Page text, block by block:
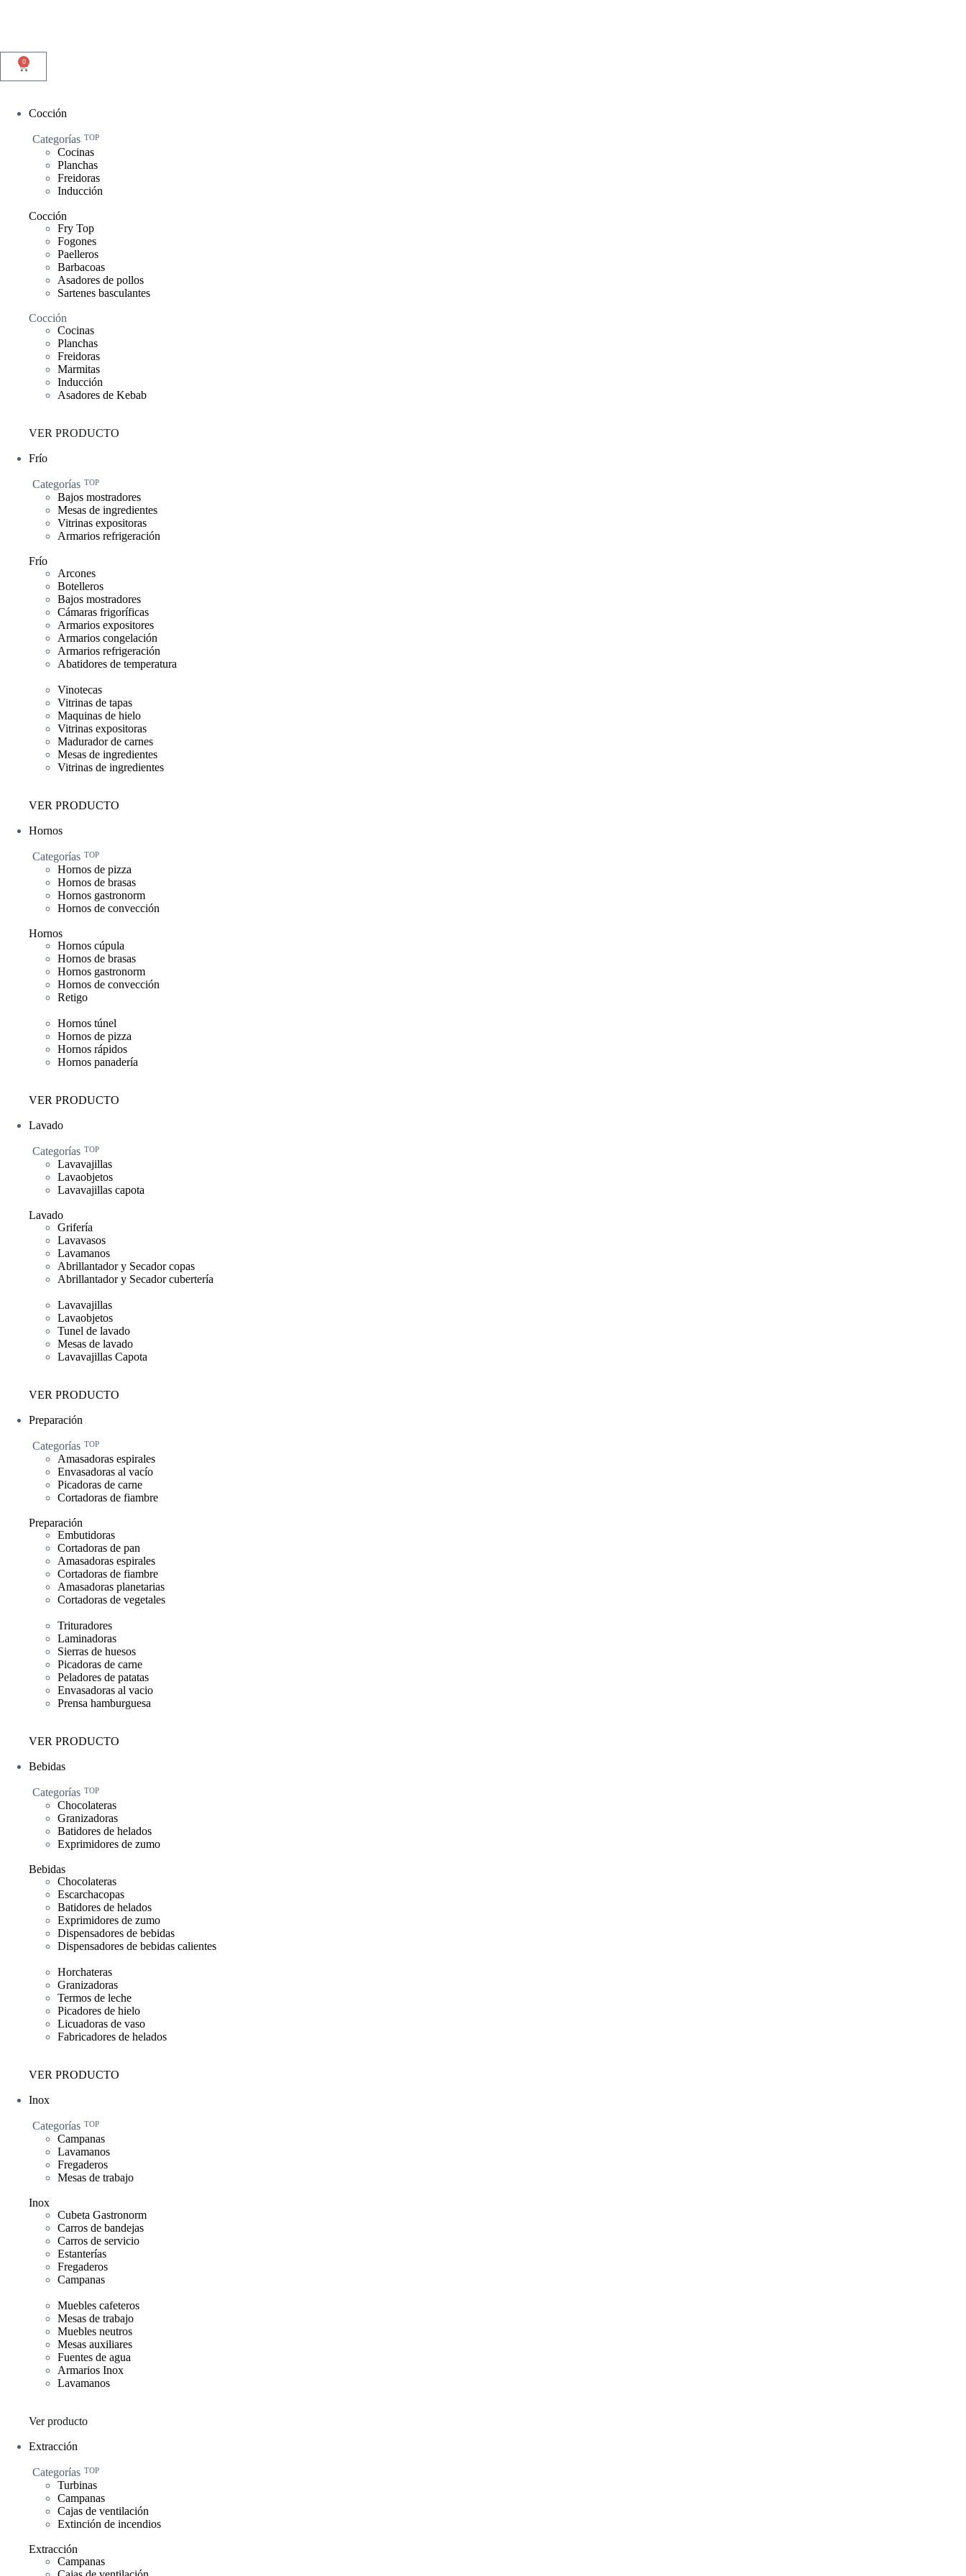
0
Cocción
Categorías TOP
Cocinas
Planchas
Freidoras
Inducción
Cocción
Fry Top
Fogones
Paelleros
Barbacoas
Asadores de pollos
Sartenes basculantes
Cocción
Cocinas
Planchas
Freidoras
Marmitas
Inducción
Asadores de Kebab
VER PRODUCTO
Frío
Categorías TOP
Bajos mostradores
Mesas de ingredientes
Vitrinas expositoras
Armarios refrigeración
Frío
Arcones
Botelleros
Bajos mostradores
Cámaras frigoríficas
Armarios expositores
Armarios congelación
Armarios refrigeración
Abatidores de temperatura
Vinotecas
Vitrinas de tapas
Maquinas de hielo
Vitrinas expositoras
Madurador de carnes
Mesas de ingredientes
Vitrinas de ingredientes
VER PRODUCTO
Hornos
Categorías TOP
Hornos de pizza
Hornos de brasas
Hornos gastronorm
Hornos de convección
Hornos
Hornos cúpula
Hornos de brasas
Hornos gastronorm
Hornos de convección
Retigo
Hornos túnel
Hornos de pizza
Hornos rápidos
Hornos panadería
VER PRODUCTO
Lavado
Categorías TOP
Lavavajillas
Lavaobjetos
Lavavajillas capota
Lavado
Grifería
Lavavasos
Lavamanos
Abrillantador y Secador copas
Abrillantador y Secador cubertería
Lavavajillas
Lavaobjetos
Tunel de lavado
Mesas de lavado
Lavavajillas Capota
VER PRODUCTO
Preparación
Categorías TOP
Amasadoras espirales
Envasadoras al vacío
Picadoras de carne
Cortadoras de fiambre
Preparación
Embutidoras
Cortadoras de pan
Amasadoras espirales
Cortadoras de fiambre
Amasadoras planetarias
Cortadoras de vegetales
Trituradores
Laminadoras
Sierras de huesos
Picadoras de carne
Peladores de patatas
Envasadoras al vacio
Prensa hamburguesa
VER PRODUCTO
Bebidas
Categorías TOP
Chocolateras
Granizadoras
Batidores de helados
Exprimidores de zumo
Bebidas
Chocolateras
Escarchacopas
Batidores de helados
Exprimidores de zumo
Dispensadores de bebidas
Dispensadores de bebidas calientes
Horchateras
Granizadoras
Termos de leche
Picadores de hielo
Licuadoras de vaso
Fabricadores de helados
VER PRODUCTO
Inox
Categorías TOP
Campanas
Lavamanos
Fregaderos
Mesas de trabajo
Inox
Cubeta Gastronorm
Carros de bandejas
Carros de servicio
Estanterías
Fregaderos
Campanas
Muebles cafeteros
Mesas de trabajo
Muebles neutros
Mesas auxiliares
Fuentes de agua
Armarios Inox
Lavamanos
Ver producto
Extracción
Categorías TOP
Turbinas
Campanas
Cajas de ventilación
Extinción de incendios
Extracción
Campanas